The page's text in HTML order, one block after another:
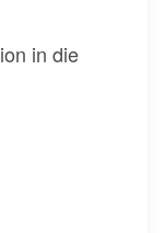
in die